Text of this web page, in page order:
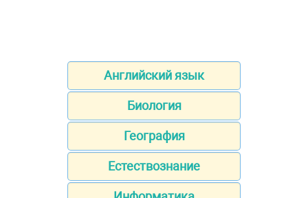
Английский язык
Биология
География
Естествознание